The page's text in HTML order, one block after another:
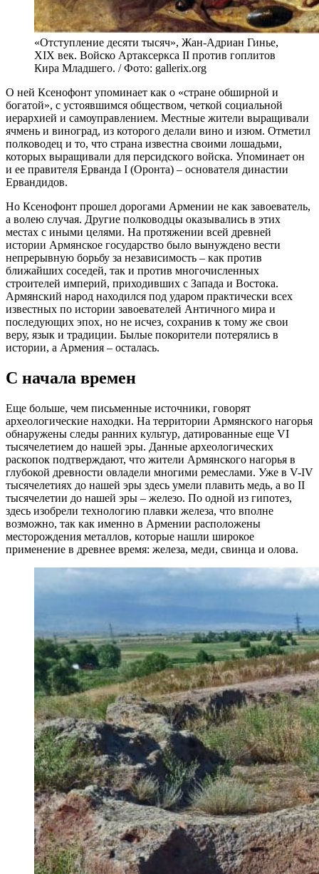
«Отступление десяти тысяч», Жан-Адриан Гинье,
XIX век. Войско Артаксеркса II против гоплитов
Кира Младшего. / Фото: gallerix.org
О ней Ксенофонт упоминает как о «стране обширной и
богатой», с устоявшимся обществом, четкой социальной
иерархией и самоуправлением. Местные жители выращивали
ячмень и виноград, из которого делали вино и изюм. Отметил
полководец и то, что страна известна своими лошадьми,
которых выращивали для персидского войска. Упоминает он
и ее правителя Ерванда I (Оронта) – основателя династии
Ервандидов.
Но Ксенофонт прошел дорогами Армении не как завоеватель,
а волею случая. Другие полководцы оказывались в этих
местах с иными целями. На протяжении всей древней
истории Армянское государство было вынуждено вести
непрерывную борьбу за независимость – как против
ближайших соседей, так и против многочисленных
строителей империй, приходивших с Запада и Востока.
Армянский народ находился под ударом практически всех
известных по истории завоевателей Античного мира и
последующих эпох, но не исчез, сохранив к тому же свои
веру, язык и традиции. Былые покорители потерялись в
истории, а Армения – осталась.
С начала времен
Еще больше, чем письменные источники, говорят
археологические находки. На территории Армянского нагорья
обнаружены следы ранних культур, датированные еще VI
тысячелетием до нашей эры. Данные археологических
раскопок подтверждают, что жители Армянского нагорья в
глубокой древности овладели многими ремеслами. Уже в V-IV
тысячелетиях до нашей эры здесь умели плавить медь, а во II
тысячелетии до нашей эры – железо. По одной из гипотез,
здесь изобрели технологию плавки железа, что вполне
возможно, так как именно в Армении расположены
месторождения металлов, которые нашли широкое
применение в древнее время: железа, меди, свинца и олова.